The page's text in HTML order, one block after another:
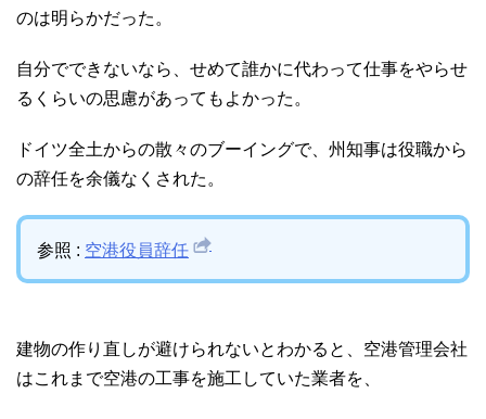
のは明らかだった。
自分でできないなら、せめて誰かに代わって仕事をやらせ
るくらいの思慮があってもよかった。
ドイツ全土からの散々のブーイングで、州知事は役職から
の辞任を余儀なくされた。
参照 : 空港役員辞任
建物の作り直しが避けられないとわかると、空港管理会社
はこれまで空港の工事を施工していた業者を、